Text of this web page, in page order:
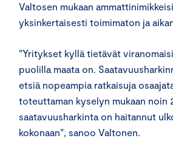
Valtosen mukaan
yksinkertaisesti toimimaton ja
”Yritykset kyllä tietävät
puolilla maata on.
etsiä nopeampia ratkaisuja
toteuttaman kyselyn mukaan
saatavuusharkinta on haitannut
kokonaan”, sanoo Valtonen.